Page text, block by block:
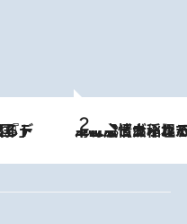
2026.8.5
下町風情あふれる台北屈指の人気エリア・大稲埕でセンスのいい台湾土産《ヴ